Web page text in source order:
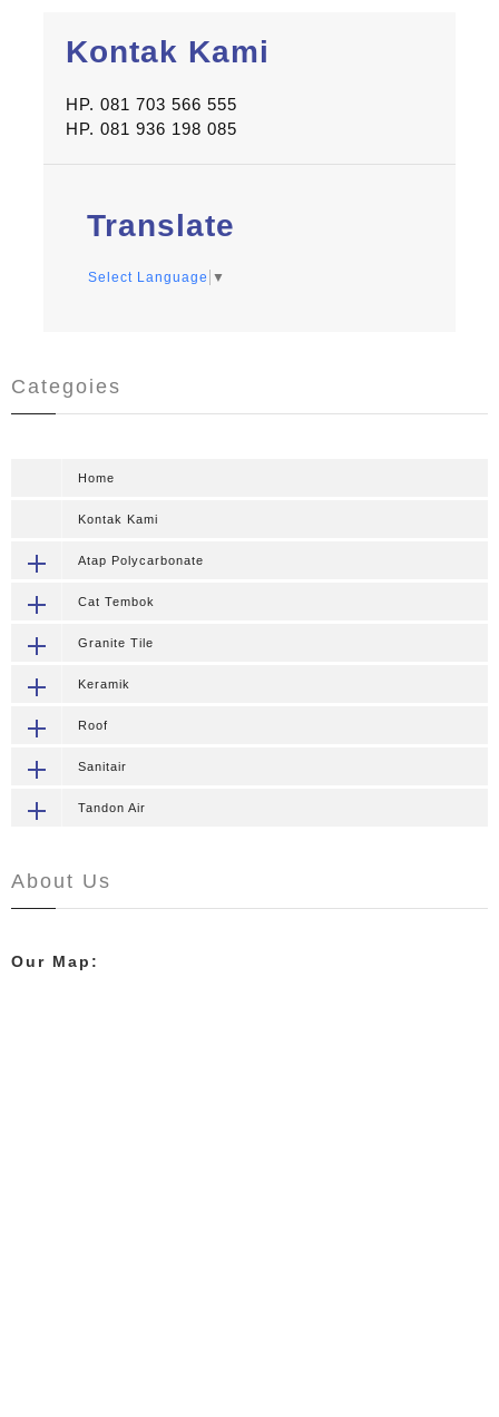
Kontak Kami
HP. 081 703 566 555
HP. 081 936 198 085
Translate
Select Language ▼
Categoies
Home
Kontak Kami
Atap Polycarbonate
Cat Tembok
Granite Tile
Keramik
Roof
Sanitair
Tandon Air
About Us
Our Map: